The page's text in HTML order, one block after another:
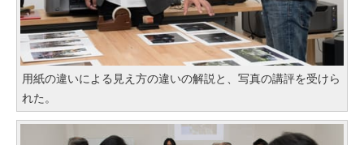
用紙の違いによる見え方の違いの解説と、写真の講評を受けら
れた。